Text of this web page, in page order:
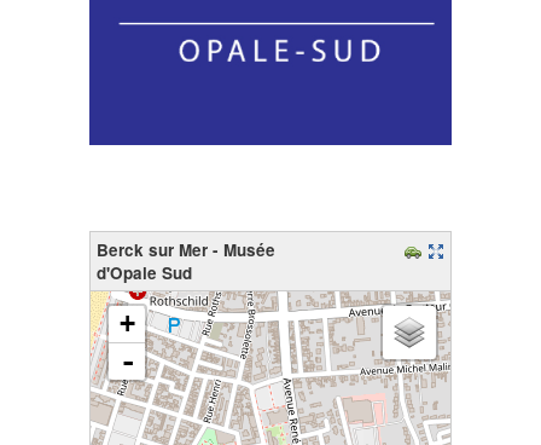
Berck sur Mer - Musée
d'Opale Sud
chargement de la carte - veuillez patienter...
+
-